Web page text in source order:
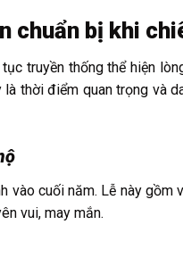
chuẩn bị khi
truyền thống thể hiện
thời điểm quan trọng và
vào cuối năm. Lễ này
vui, may mắn.